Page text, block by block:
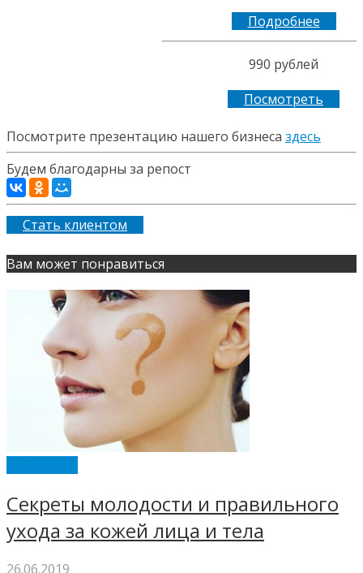
Подробнее
990 рублей
Посмотреть
Посмотрите презентацию нашего бизнеса здесь
Будем благодарны за репост
Стать клиентом
Вам может понравиться
Секреты молодости и правильного
ухода за кожей лица и тела
26.06.2019